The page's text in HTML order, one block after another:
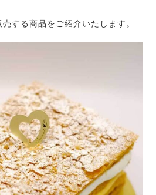
する商品をご紹介いたします。